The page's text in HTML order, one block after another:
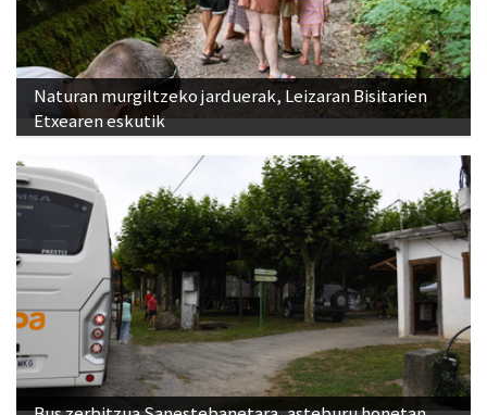
Naturan murgiltzeko jarduerak, Leizaran Bisitarien
Etxearen eskutik
Bus zerbitzua Sanestebanetara, asteburu honetan